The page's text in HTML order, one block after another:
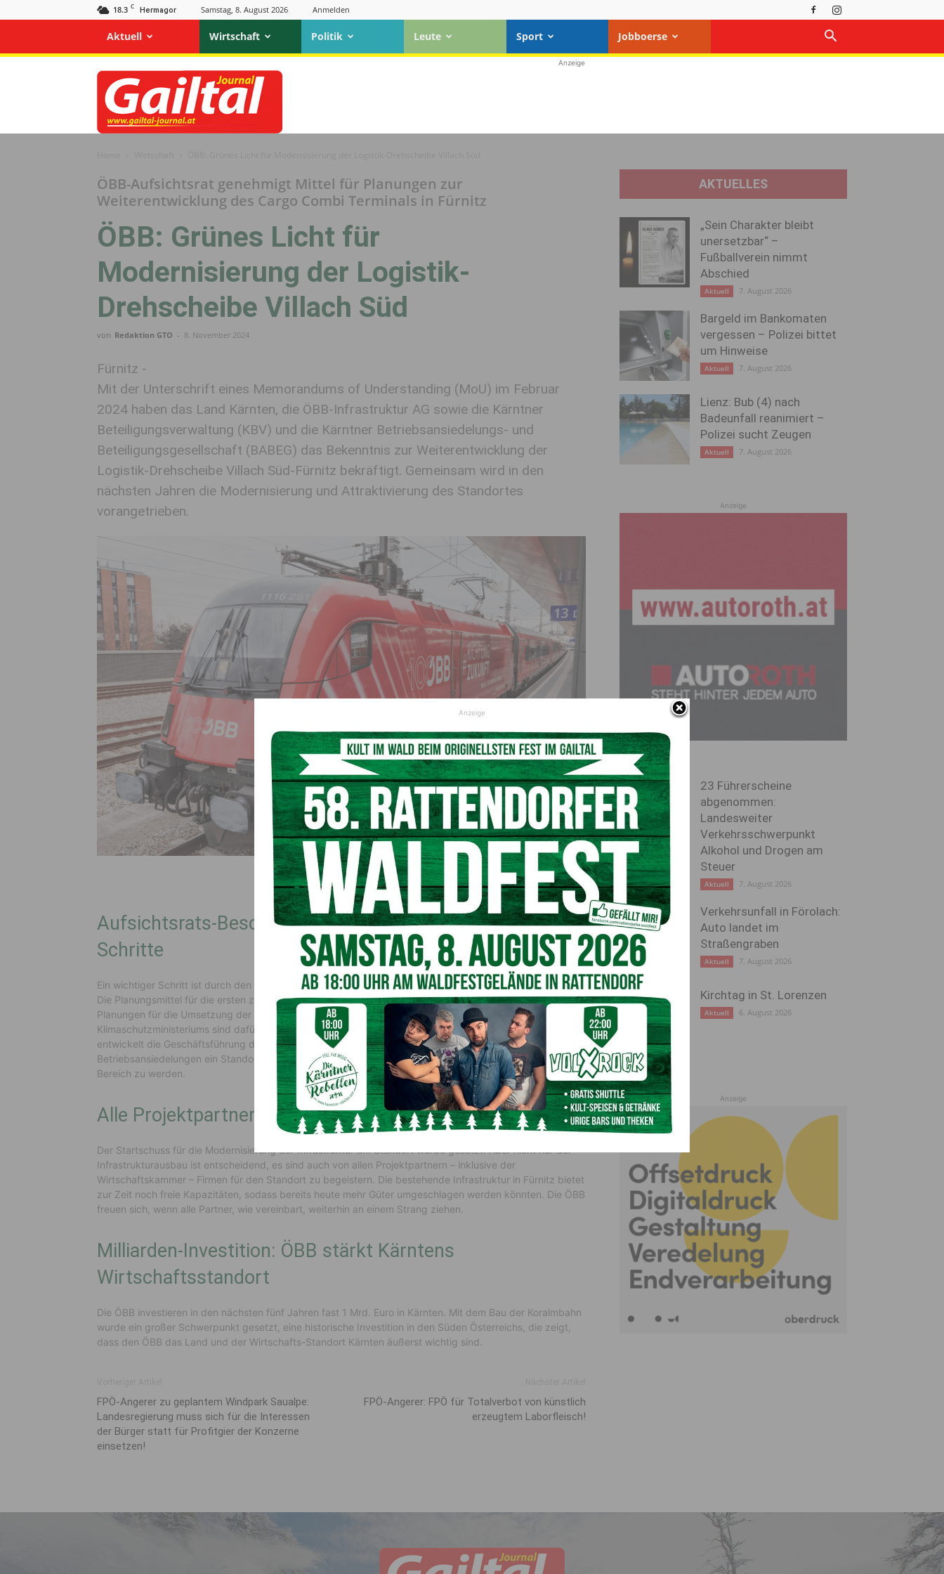
18.3 C Hermagor Samstag, 8. August 2026 Anmelden
Aktuell Wirtschaft Politik Leute Sport Jobboerse
Gailtal
Journal
Anzeige
ÖBB-Aufsichtsrat genehmigt Mittel für Planungen zur
Weiterentwicklung des Cargo Combi Terminals in Fürnitz
ÖBB: Grünes Licht für
Modernisierung der Logistik-
Drehscheibe Villach Süd
von Redaktion GTO - 8. November 2024
Fürnitz -
Mit der Unterschrift eines Memorandums of Understanding (MoU) im Februar
2024 haben das Land Kärnten, die ÖBB-Infrastruktur AG sowie die Kärntner
Beteiligungsverwaltung (KBV) und die Kärntner Betriebsansiedelungs- und
Beteiligungsgesellschaft (BABEG) das Bekenntnis zur Weiterentwicklung der
Logistik-Drehscheibe Villach Süd-Fürnitz bekräftigt. Gemeinsam wird in den
nächsten Jahren die Modernisierung und Attraktivierung des Standortes
vorangetrieben.
© ÖBB/Roland Rudolph
Aufsichtsrats-Beschluss ebnet Weg für die nächsten
Schritte
Ein wichtiger Schritt ist durch den Aufsichtsrat der ÖBB-Infrastruktur AG im Herbst 2024 bereits erfolgt:
Die Planungsmittel für die ersten zwei Ausbaustufen wurden freigegeben. Somit können jetzt die
Planungen für die Umsetzung der nächsten infrastrukturellen Schritte starten. Im Rahmenplan des
Klimaschutzministeriums sind dafür rund 73 Mio. Euro in der Zeit bis 2029 vorgesehen. Parallel dazu
entwickelt die Geschäftsführung des Logistik Center Austria Süd (LCAS) als zentrale Stelle für
Betriebsansiedelungen ein Standortkonzept, um künftig noch attraktiver für Kund:innen im Güterverkehr-
Bereich zu werden.
Alle Projektpartner gefordert
Der Startschuss für die Modernisierung der Infrastruktur am Standort wurde gesetzt. Aber nicht nur der
Infrastrukturausbau ist entscheidend, es sind auch von allen Projektpartnern – inklusive der
Wirtschaftskammer – Firmen für den Standort zu begeistern. Die bestehende Infrastruktur in Fürnitz bietet
zur Zeit noch freie Kapazitäten, sodass bereits heute mehr Güter umgeschlagen werden könnten. Die ÖBB
freuen sich, wenn alle Partner, wie vereinbart, weiterhin an einem Strang ziehen.
Milliarden-Investition: ÖBB stärkt Kärntens
Wirtschaftsstandort
Die ÖBB investieren in den nächsten fünf Jahren fast 1 Mrd. Euro in Kärnten. Mit dem Bau der Koralmbahn
wurde ein großer Schwerpunkt gesetzt, eine historische Investition in den Süden Österreichs, die zeigt,
dass den ÖBB das Land und der Wirtschafts-Standort Kärnten äußerst wichtig sind.
FPÖ-Angerer zu geplantem Windpark Saualpe:
Landesregierung muss sich für die Interessen
der Bürger statt für Profitgier der Konzerne
einsetzen!
FPÖ-Angerer: FPÖ für Totalverbot von künstlich
erzeugtem Laborfleisch!
AKTUELLES
„Sein Charakter bleibt
unersetzbar“ –
Fußballverein nimmt
Abschied
Aktuell 7. August 2026
Bargeld im Bankomaten
vergessen – Polizei bittet
um Hinweise
Aktuell 7. August 2026
Lienz: Bub (4) nach
Badeunfall reanimiert –
Polizei sucht Zeugen
Aktuell 7. August 2026
Anzeige
23 Führerscheine
abgenommen:
Landesweiter
Verkehrsschwerpunkt
Alkohol und Drogen am
Steuer
Aktuell 7. August 2026
Verkehrsunfall in Förolach:
Auto landet im
Straßengraben
Aktuell 7. August 2026
Kirchtag in St. Lorenzen
Aktuell 6. August 2026
Anzeige
Anzeige